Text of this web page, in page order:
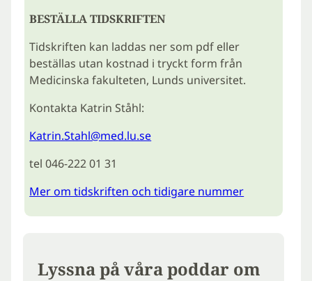
BESTÄLLA TIDSKRIFTEN
Tidskriften kan laddas ner som pdf eller
beställas utan kostnad i tryckt form från
Medicinska fakulteten, Lunds universitet.
Kontakta Katrin Ståhl:
Katrin.Stahl@med.lu.se
tel 046-222 01 31
Mer om tidskriften och tidigare nummer
Lyssna på våra poddar om